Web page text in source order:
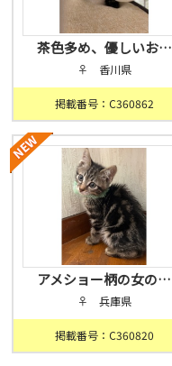
茶色多め、優しいお…
♀ 香川県
掲載番号：C360862
アメショー柄の女の…
♀ 兵庫県
掲載番号：C360820